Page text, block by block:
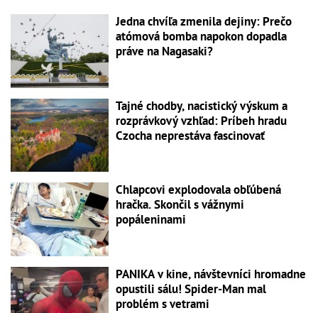
Jedna chvíľa zmenila dejiny: Prečo
atómová bomba napokon dopadla
práve na Nagasaki?
Tajné chodby, nacistický výskum a
rozprávkový vzhľad: Príbeh hradu
Czocha neprestáva fascinovať
Chlapcovi explodovala obľúbená
hračka. Skončil s vážnymi
popáleninami
PANIKA v kine, návštevníci hromadne
opustili sálu! Spider-Man mal
problém s vetrami